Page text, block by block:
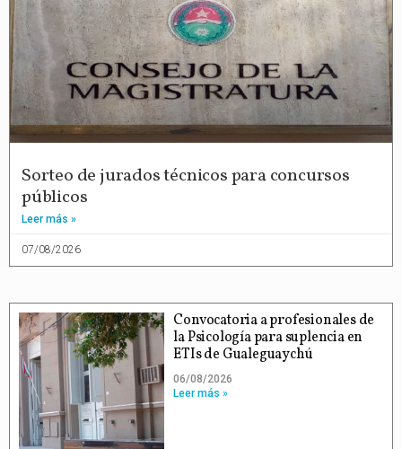
Sorteo de jurados técnicos para concursos
públicos
Leer más »
07/08/2026
Convocatoria a profesionales de
la Psicología para suplencia en
ETIs de Gualeguaychú
06/08/2026
Leer más »